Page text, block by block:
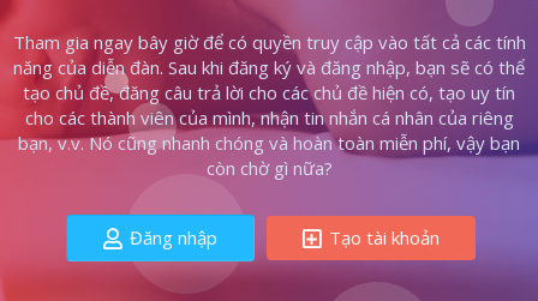
Tham gia ngay bây giờ để có quyền truy cập vào tất cả các tính
năng của diễn đàn. Sau khi đăng ký và đăng nhập, bạn sẽ có thể
tạo chủ đề, đăng câu trả lời cho các chủ đề hiện có, tạo uy tín
cho các thành viên của mình, nhận tin nhắn cá nhân của riêng
bạn, v.v. Nó cũng nhanh chóng và hoàn toàn miễn phí, vậy bạn
còn chờ gì nữa?
Đăng nhập Tạo tài khoản